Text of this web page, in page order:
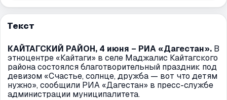
Текст
КАЙТАГСКИЙ РАЙОН, 4 июня – РИА «Дагестан». В
этноцентре «Кайтаги» в селе Маджалис Кайтагского
района состоялся благотворительный праздник под
девизом «Счастье, солнце, дружба — вот что детям
нужно», сообщили РИА «Дагестан» в пресс-службе
администрации муниципалитета.